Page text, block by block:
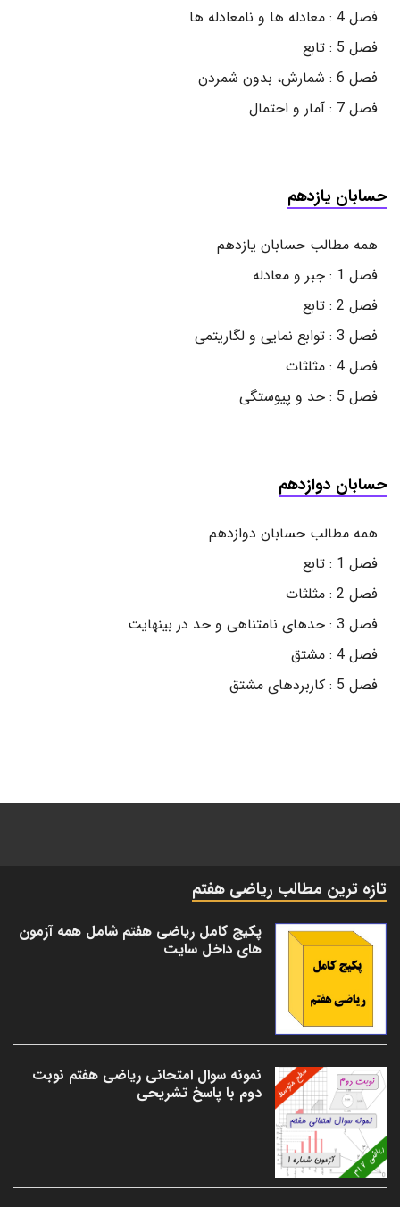
فصل 4 : معادله ها و نامعادله ها
فصل 5 : تابع
فصل 6 : شمارش، بدون شمردن
فصل 7 : آمار و احتمال
حسابان یازدهم
همه مطالب حسابان یازدهم
فصل 1 : جبر و معادله
فصل 2 : تابع
فصل 3 : توابع نمایی و لگاریتمی
فصل 4 : مثلثات
فصل 5 : حد و پیوستگی
حسابان دوازدهم
همه مطالب حسابان دوازدهم
فصل 1 : تابع
فصل 2 : مثلثات
فصل 3 : حدهای نامتناهی و حد در بینهایت
فصل 4 : مشتق
فصل 5 : کاربردهای مشتق
تازه ترین مطالب ریاضی هفتم
پکیج کامل ریاضی هفتم شامل همه آزمون
های داخل سایت
نمونه سوال امتحانی ریاضی هفتم نوبت
دوم با پاسخ تشریحی